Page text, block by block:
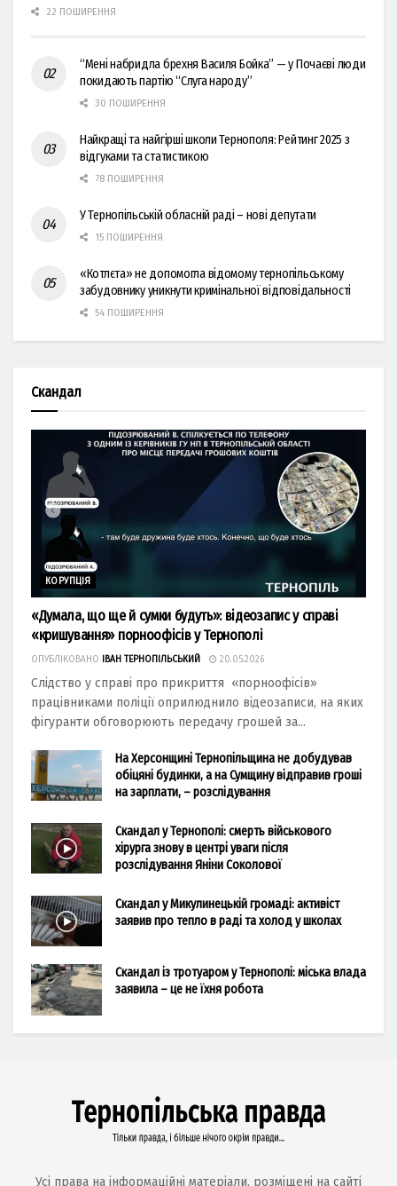
22 ПОШИРЕННЯ
“Мені набридла брехня Василя Бойка” — у Почаєві люди
покидають партію “Слуга народу”
30 ПОШИРЕННЯ
Найкращі та найгірші школи Тернополя: Рейтинг 2025 з
відгуками та статистикою
78 ПОШИРЕННЯ
У Тернопільській обласній раді – нові депутати
15 ПОШИРЕННЯ
«Котлєта» не допомогла відомому тернопільському
забудовнику уникнути кримінальної відповідальності
54 ПОШИРЕННЯ
Скандал
КОРУПЦІЯ
«Думала, що ще й сумки будуть»: відеозапис у справі
«кришування» порноофісів у Тернополі
ОПУБЛІКОВАНО ІВАН ТЕРНОПІЛЬСЬКИЙ 20.05.2026
Слідство у справі про прикриття «порноофісів»
працівниками поліції оприлюднило відеозаписи, на яких
фігуранти обговорюють передачу грошей за...
На Херсонщині Тернопільщина не добудував
обіцяні будинки, а на Сумщину відправив гроші
на зарплати, – розслідування
Скандал у Тернополі: смерть військового
хірурга знову в центрі уваги після
розслідування Яніни Соколової
Скандал у Микулинецькій громаді: активіст
заявив про тепло в раді та холод у школах
Скандал із тротуаром у Тернополі: міська влада
заявила – це не їхня робота
Усі права на інформаційні матеріали, розміщені на сайті